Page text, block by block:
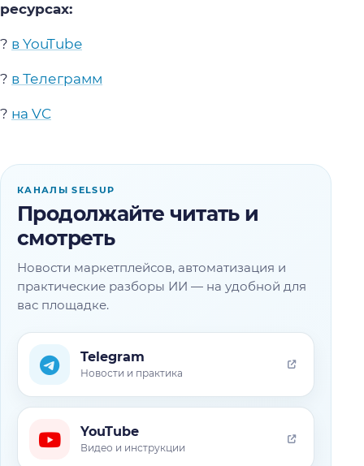
ресурсах:
? в YouTube
? в Телеграмм
? на VC
КАНАЛЫ SELSUP
Продолжайте читать и
смотреть
Новости маркетплейсов, автоматизация и
практические разборы ИИ — на удобной для
вас площадке.
Telegram
Новости и практика
YouTube
Видео и инструкции